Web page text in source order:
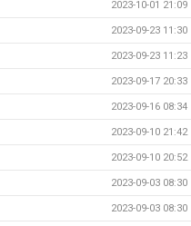
2023-10-01 21:09
2023-09-23 11:30
2023-09-23 11:23
2023-09-17 20:33
2023-09-16 08:34
2023-09-10 21:42
2023-09-10 20:52
2023-09-03 08:30
2023-09-03 08:30